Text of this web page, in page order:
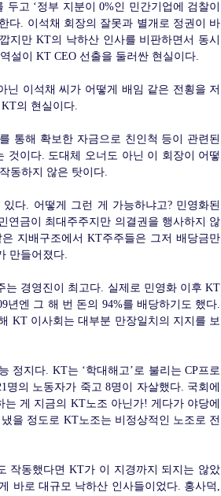
고 ‘정부 지분이 0%인 민간기업에 검찰이
다. 이석채 회장의 잘못과 별개로 정권이 바
지만 KT의 낙하산 인사를 비판하면서 동시
설이 KT CEO 선출을 둘러싼 현실이다.
닌 이석채 씨가 어떻게 배임 같은 전횡을 저
의 현실이다.
통해 확보한 자금으로 친인척 등이 관련된
것이다. 도대체 오너도 아닌 이 회장이 어떻
동하지 않은 탓이다.
다. 어떻게 그런 게 가능하냐고? 민영화된
연금이 최대주주지만 의결권을 행사하지 않
지배구조에서 KT주주들은 그저 배당금만
만들어졌다.
는 경영진이 최고다. 실제로 민영화 이후 KT
년엔 그 해 번 돈의 94%를 배당하기도 했다.
KT 이사회는 대부분 만장일치의 지지를 보
정지다. KT는 ‘학대해고’로 불리는 CP프로
의 노동자가 죽고 8명이 자살했다. 국회에
게 지금의 KT노조 아닌가! 게다가 야당에
을 정도로 KT노조는 비정상적인 노조로 전
작동했다면 KT가 이 지경까지 되지는 않았
바로 대규모 낙하산 인사들이었다. 홍사덕,